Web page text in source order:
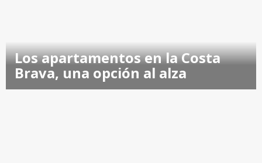
Los apartamentos en la Costa
Brava, una opción al alza